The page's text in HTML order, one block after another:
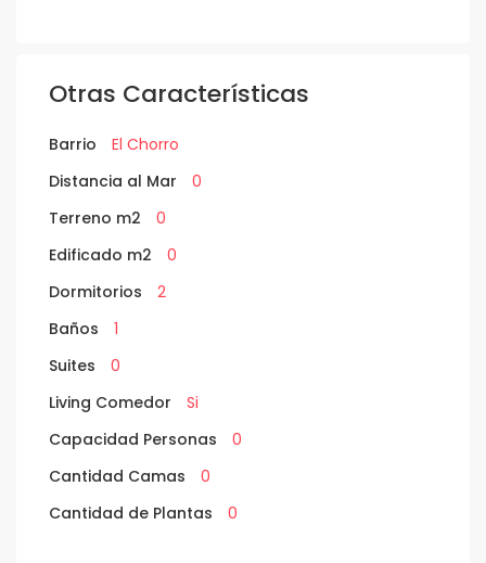
Otras Características
Barrio
El Chorro
Distancia al Mar
0
Terreno m2
0
Edificado m2
0
Dormitorios
2
Baños
1
Suites
0
Living Comedor
Si
Capacidad Personas
0
Cantidad Camas
0
Cantidad de Plantas
0